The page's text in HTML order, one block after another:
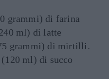
grammi) di farina
ml) di latte
grammi) di mirtilli.
ml) di succo